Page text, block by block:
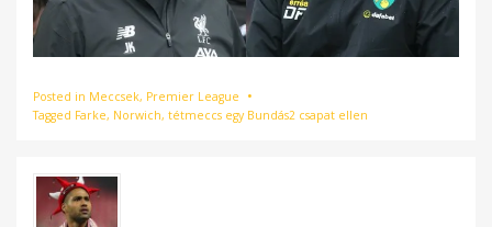
Posted in Meccsek, Premier League
Tagged Farke, Norwich, tétmeccs egy Bundás2 csapat ellen